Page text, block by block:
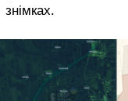
знімках.